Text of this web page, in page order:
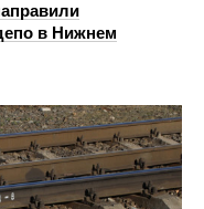
в Нижнем